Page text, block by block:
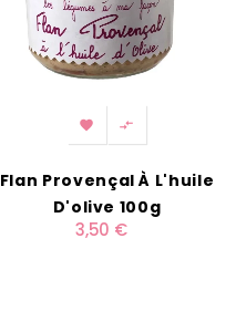
 
Flan Provençal À L'huile
D'olive 100g
3,50 €